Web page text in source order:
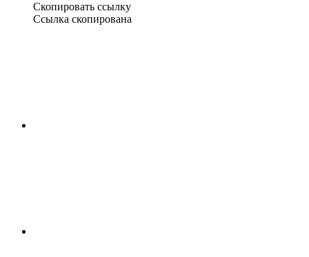
Скопировать ссылку
Ссылка скопирована